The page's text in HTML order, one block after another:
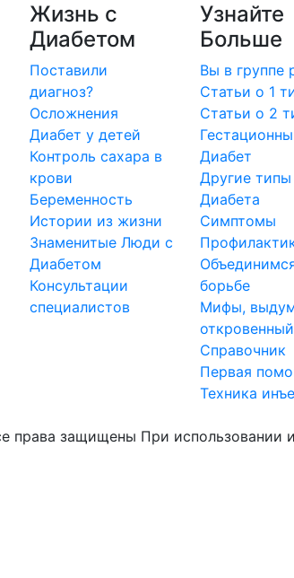
Жизнь с
Диабетом
Поставили
диагноз?
Осложнения
Диабет у детей
Контроль сахара в
крови
Беременность
Истории из жизни
Знаменитые Люди с
Диабетом
Консультации
специалистов
Узнайте
Больше
Вы в группе
Статьи о 1
Статьи о 2
Диабет
Другие типы
Диабета
Симптомы
борьбе
Мифы,
Справочник
Первая
Техника
защищены При использовании